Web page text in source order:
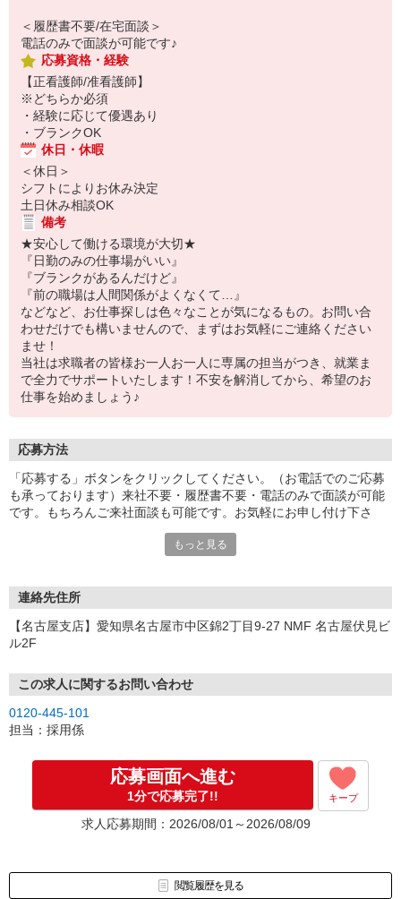
＜履歴書不要/在宅面談＞
電話のみで面談が可能です♪
応募資格・経験
【正看護師/准看護師】
※どちらか必須
・経験に応じて優遇あり
・ブランクOK
休日・休暇
＜休日＞
シフトによりお休み決定
土日休み相談OK
備考
★安心して働ける環境が大切★
『日勤のみの仕事場がいい』
『ブランクがあるんだけど』
『前の職場は人間関係がよくなくて…』
などなど、お仕事探しは色々なことが気になるもの。お問い合
わせだけでも構いませんので、まずはお気軽にご連絡ください
ませ！
当社は求職者の皆様お一人お一人に専属の担当がつき、就業ま
で全力でサポートいたします！不安を解消してから、希望のお
仕事を始めましょう♪
応募方法
「応募する」ボタンをクリックしてください。（お電話でのご応募
も承っております）来社不要・履歴書不要・電話のみで面談が可能
です。もちろんご来社面談も可能です。お気軽にお申し付け下さ
もっと見る
連絡先住所
【名古屋支店】愛知県名古屋市中区錦2丁目9-27 NMF 名古屋伏見ビ
ル2F
この求人に関するお問い合わせ
0120-445-101
担当：採用係
応募画面へ進む
1分で応募完了!! キープ
求人応募期間：2026/08/01～2026/08/09
閲覧履歴を見る